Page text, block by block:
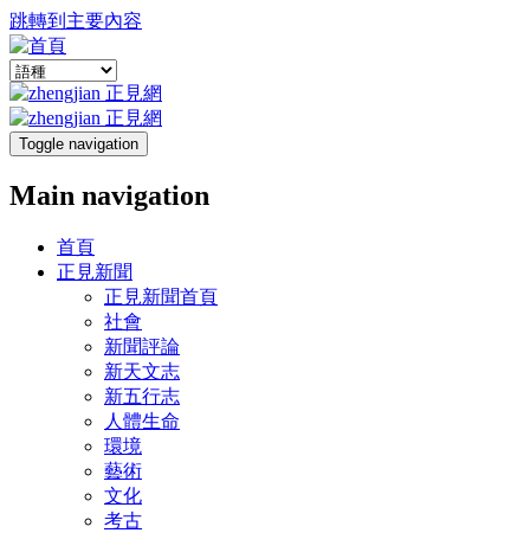
跳轉到主要內容
Toggle navigation
Main navigation
首頁
正見新聞
正見新聞首頁
社會
新聞評論
新天文志
新五行志
人體生命
環境
藝術
文化
考古